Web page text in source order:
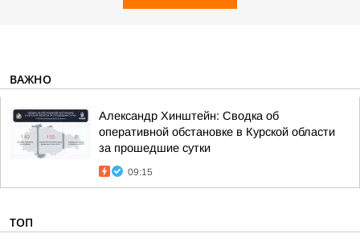
ВАЖНО
Александр Хинштейн: Сводка об
оперативной обстановке в Курской области
за прошедшие сутки
09:15
ТОП